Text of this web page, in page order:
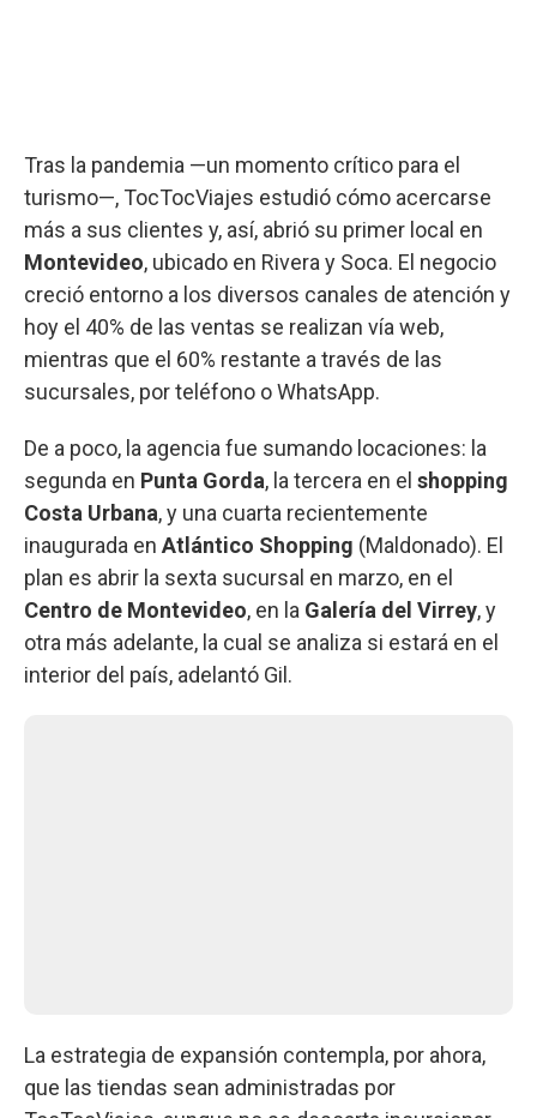
Tras la pandemia —un momento crítico para el
turismo—, TocTocViajes estudió cómo acercarse
más a sus clientes y, así, abrió su primer local en
Montevideo, ubicado en Rivera y Soca. El negocio
creció entorno a los diversos canales de atención y
hoy el 40% de las ventas se realizan vía web,
mientras que el 60% restante a través de las
sucursales, por teléfono o WhatsApp.
De a poco, la agencia fue sumando locaciones: la
segunda en Punta Gorda, la tercera en el shopping
Costa Urbana, y una cuarta recientemente
inaugurada en Atlántico Shopping (Maldonado). El
plan es abrir la sexta sucursal en marzo, en el
Centro de Montevideo, en la Galería del Virrey, y
otra más adelante, la cual se analiza si estará en el
interior del país, adelantó Gil.
La estrategia de expansión contempla, por ahora,
que las tiendas sean administradas por